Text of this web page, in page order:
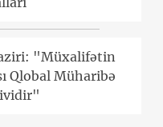
"Müxalifətin
Qlobal Müharibə